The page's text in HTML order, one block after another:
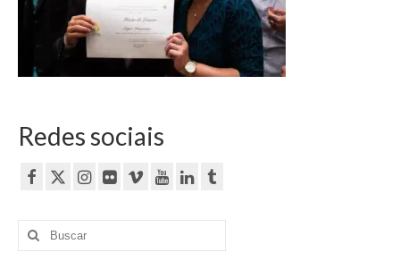
Currículo
Redes sociais
Buscar
por: